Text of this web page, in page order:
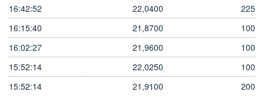
16:42:52 22,0400
225
16:15:40
21,8700
100
16:02:27
21,9600
100
15:52:14
22,0250
100
15:52:14
21,9100 200